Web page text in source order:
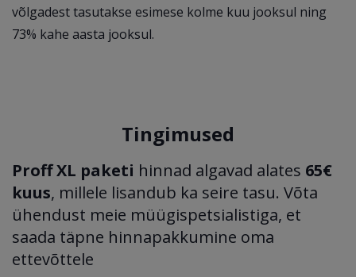
võlgadest tasutakse esimese kolme kuu jooksul ning
73% kahe aasta jooksul.
Tingimused
Proff XL paketi hinnad algavad alates 65€
kuus, millele lisandub ka seire tasu. Võta
ühendust meie müügispetsialistiga, et
saada täpne hinnapakkumine oma
ettevõttele